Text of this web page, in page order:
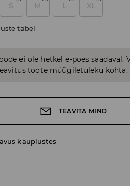
S M L XL
tabel
ei ole hetkel e-poes saadaval.
toote müügiletuleku kohta.
TEAVITA MIND
kauplustes